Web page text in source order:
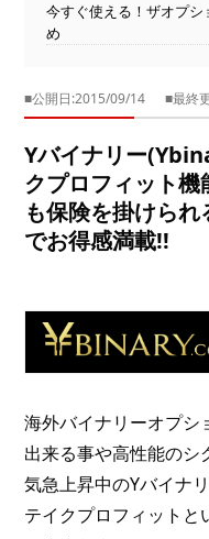
今すぐ使える！ザオプ
め
■公開日:2015/09/14 ■最終
Yバイナリー
クプロフィット
も保険を掛けら
でお得感満載!!
海外バイナリーオプシ
出来る事や高性能のシ
気急上昇中のYバイナ
テイクプロフィットと